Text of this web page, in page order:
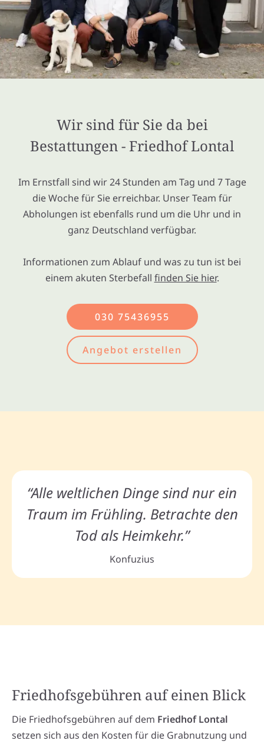
Wir sind für Sie da bei
Bestattungen - Friedhof Lontal
Im Ernstfall sind wir 24 Stunden am Tag und 7 Tage
die Woche für Sie erreichbar. Unser Team für
Abholungen ist ebenfalls rund um die Uhr und in
ganz Deutschland verfügbar.
Informationen zum Ablauf und was zu tun ist bei
einem akuten Sterbefall finden Sie hier.
030 75436955
Angebot erstellen
“Alle weltlichen Dinge sind nur ein
Traum im Frühling. Betrachte den
Tod als Heimkehr.”
Konfuzius
Friedhofsgebühren auf einen Blick
Die Friedhofsgebühren auf dem Friedhof Lontal
setzen sich aus den Kosten für die Grabnutzung und